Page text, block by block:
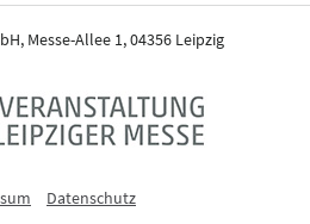
Messe-Allee 1, 04356 Leipzig
Datenschutz